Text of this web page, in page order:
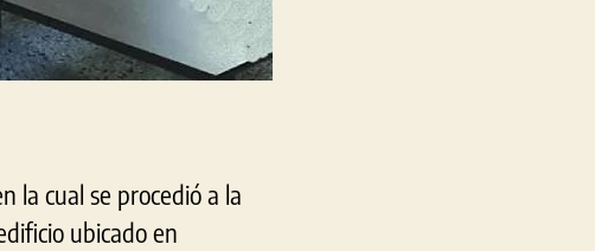
la cual se procedió a la
ubicado en